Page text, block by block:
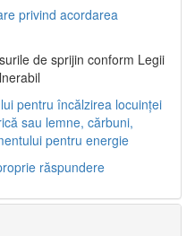
privind acordarea
de sprijin conform Legii
pentru încălzirea locuinței
sau lemne, cărbuni,
pentru energie
răspundere